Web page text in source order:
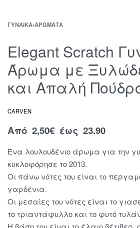
ΓΥΝΑΊΚΑ›ΑΡΏΜΑΤΑ
Elegant Scratch
Άρωμα με
και Απαλή
CARVEN
Από 2,50€ έως 23.90
Ένα λουλουδένιο άρωμα για την
κυκλοφόρησε το 2013.
Οι πάνω νότες του είναι το
γαρδένια.
Οι μεσαίες του νότες είναι το
το τριαντάφυλλο και το φυτό